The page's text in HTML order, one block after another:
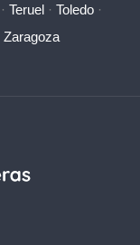
Teruel· Toledo·
Zaragoza